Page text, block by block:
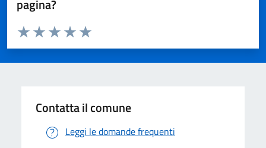
pagina?
Valuta da 1 a 5 stelle la pagina
Valuta 5 stelle su 5
Valuta 4 stelle su 5
Valuta 3 stelle su 5
Valuta 2 stelle su 5
Valuta 1 stelle su 5
Contatta il comune
Leggi le domande frequenti